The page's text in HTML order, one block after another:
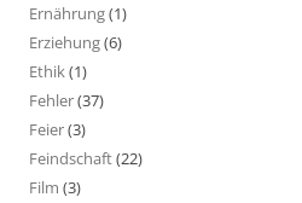
Ernährung(1)
Erziehung(6)
Ethik(1)
Fehler(37)
Feier(3)
Feindschaft(22)
Film (3)